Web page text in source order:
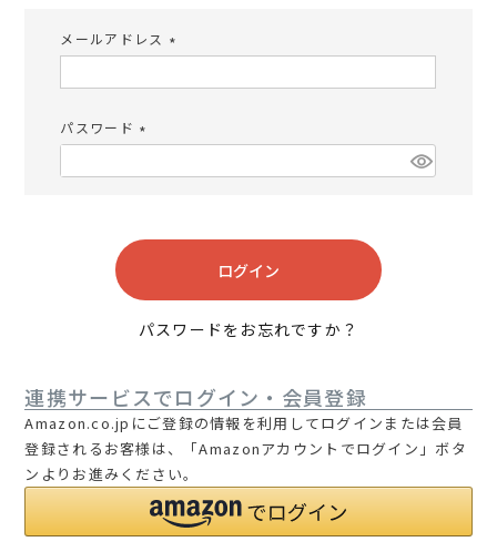
メールアドレス
須)
パスワード
須)
ログイン
パスワードをお忘れですか？
連携サービスでログイン・会員登録
Amazon.co.jpにご登録の情報を利用してログインまたは会員
登録されるお客様は、「Amazonアカウントでログイン」ボタ
ンよりお進みください。